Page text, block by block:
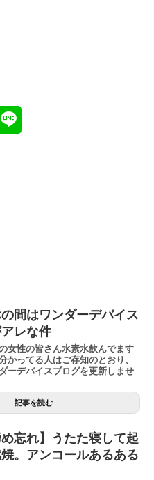
間はワンダーデバイス
レな件
女性の皆さん水素水飲んでます
かってる人はご存知のとおり、
ーデバイスブログを更新しませ
記事を読む
め忘れ】うたた寝して起
。アンコールあるある